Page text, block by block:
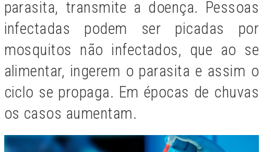
parasita, transmite a doença. Pessoas
infectadas podem ser picadas por
mosquitos não infectados, que ao se
alimentar, ingerem o parasita e assim o
ciclo se propaga. Em épocas de chuvas
os casos aumentam.